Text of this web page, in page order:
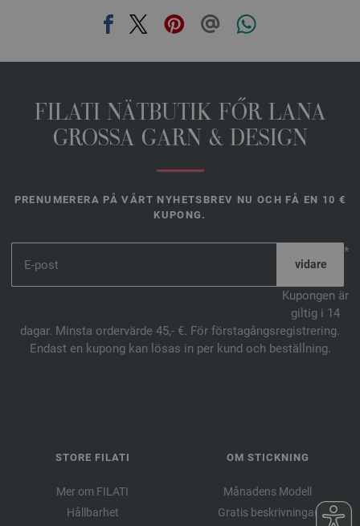
FILATI NÄTBUTIK FŐR LANA
GROSSA GARN & DESIGN
PRENUMERERA PÅ VÅRT NYHETSBREV NU OCH FÅ EN 10 €
KUPONG.
*
Kupongen är
giltig i 14
dagar. Minsta ordervärde 45,- €. För förstagångsregistrering.
Endast en kupong kan lösas in per kund och beställning.
STORE FILATI
Mer om FILATI
Hållbarhet
OM STICKNING
Månadens Modell
Gratis beskrivningar